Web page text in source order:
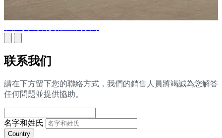
联系我们
請在下方留下您的聯絡方式，我們的銷售人員將竭誠為您解答
任何問題並提供協助。
名字和姓氏
Country